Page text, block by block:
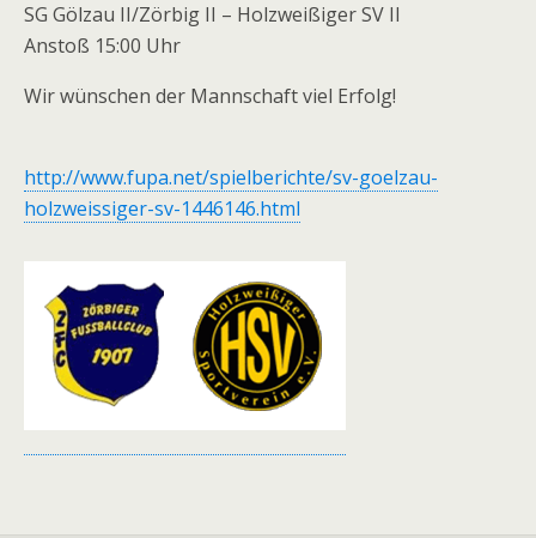
SG Gölzau II/Zörbig II – Holzweißiger SV II
Anstoß 15:00 Uhr
Wir wünschen der Mannschaft viel Erfolg!
http://www.fupa.net/spielberichte/sv-goelzau-
holzweissiger-sv-1446146.html